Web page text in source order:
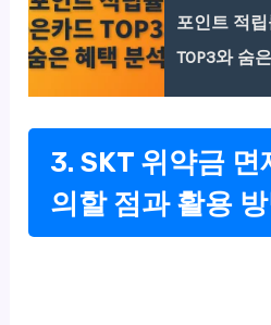
포인트 적
TOP3와 숨
3. SKT 위약금 면
의할 점과 활용